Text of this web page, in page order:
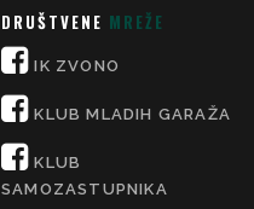
DRUŠTVENE MREŽE
IK ZVONO
KLUB MLADIH GARAŽA
KLUB
SAMOZASTUPNIKA